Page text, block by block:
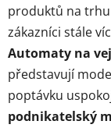
produktů na
zákazníci stále
Automaty na
představují
poptávku
podnikatelský